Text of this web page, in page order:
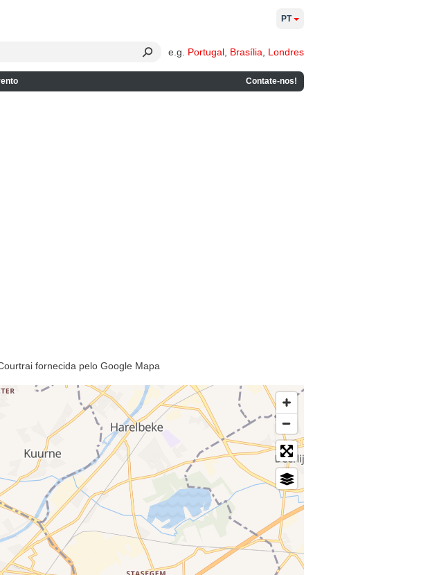
e.g. Portugal Brasília Londres
Contate-nos!
PT
fornecida pelo Google Mapa